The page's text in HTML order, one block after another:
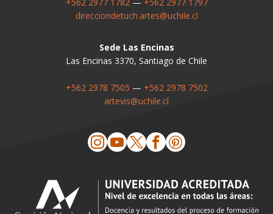
+562 2977 1782— +562 2977 1797
direcciondetuch.artes@uchile.cl
Sede Las Encinas
Las Encinas 3370, Santiago de Chile
+562 2978 7505 — +562 2978 7502
artevis@uchile.cl